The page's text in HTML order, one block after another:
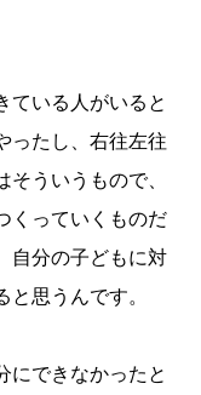
ている人がいると
ったし、右往左往
ういうもので、
くっていくものだ
自分の子どもに対
思うんです。
にできなかったと